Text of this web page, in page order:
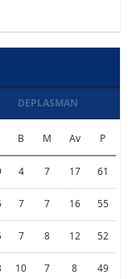
DEPLASMAN
B M Av P
4 7 17 61
7 7 16 55
7 8 12 52
10 7 8 49